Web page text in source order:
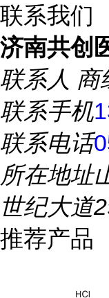
联系我们
济南共创
联系人 商
联系手机
联系电话
所在地址
世纪大道
推荐产品